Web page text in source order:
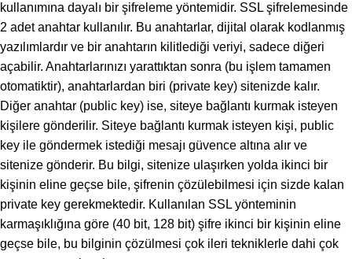
kullanımına dayalı bir şifreleme yöntemidir. SSL şifrelemesinde
2 adet anahtar kullanılır. Bu anahtarlar, dijital olarak kodlanmış
yazılımlardır ve bir anahtarın kilitlediği veriyi, sadece diğeri
açabilir. Anahtarlarınızı yarattıktan sonra (bu işlem tamamen
otomatiktir), anahtarlardan biri (private key) sitenizde kalır.
Diğer anahtar (public key) ise, siteye bağlantı kurmak isteyen
kişilere gönderilir. Siteye bağlantı kurmak isteyen kişi, public
key ile göndermek istediği mesajı güvence altına alır ve
sitenize gönderir. Bu bilgi, sitenize ulaşırken yolda ikinci bir
kişinin eline geçse bile, şifrenin çözülebilmesi için sizde kalan
private key gerekmektedir. Kullanılan SSL yönteminin
karmaşıklığına göre (40 bit, 128 bit) şifre ikinci bir kişinin eline
geçse bile, bu bilginin çözülmesi çok ileri tekniklerle dahi çok